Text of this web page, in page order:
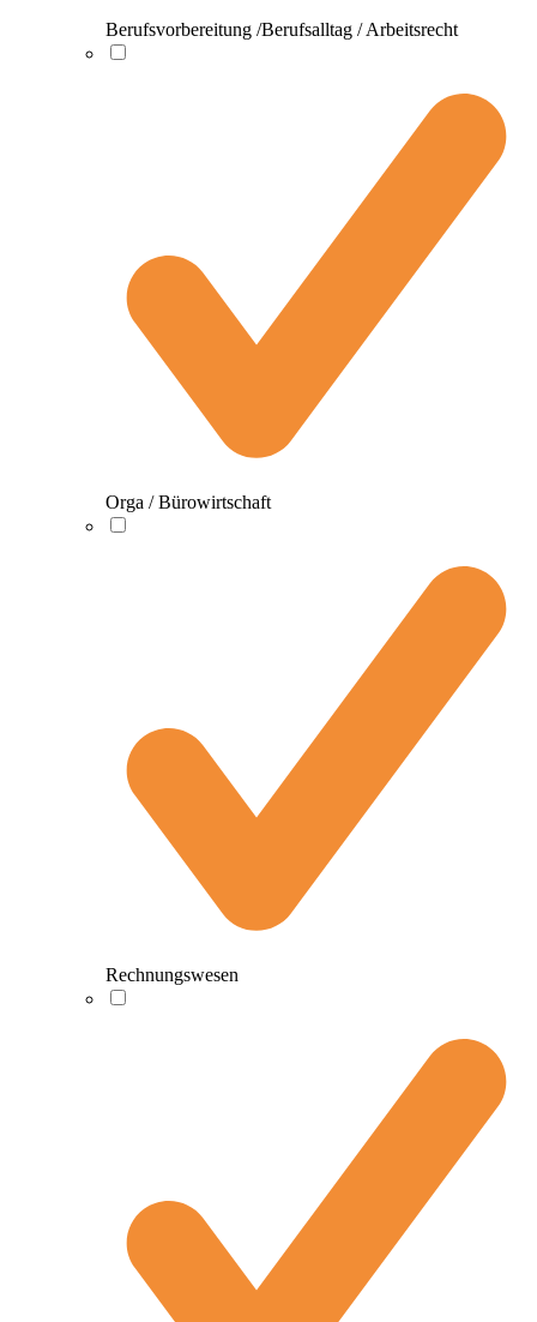
Berufsvorbereitung /Berufsalltag / Arbeitsrecht
Orga / Bürowirtschaft
Rechnungswesen